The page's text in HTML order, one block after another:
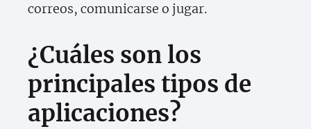
correos, comunicarse o jugar.
¿Cuáles son los
principales tipos de
aplicaciones?